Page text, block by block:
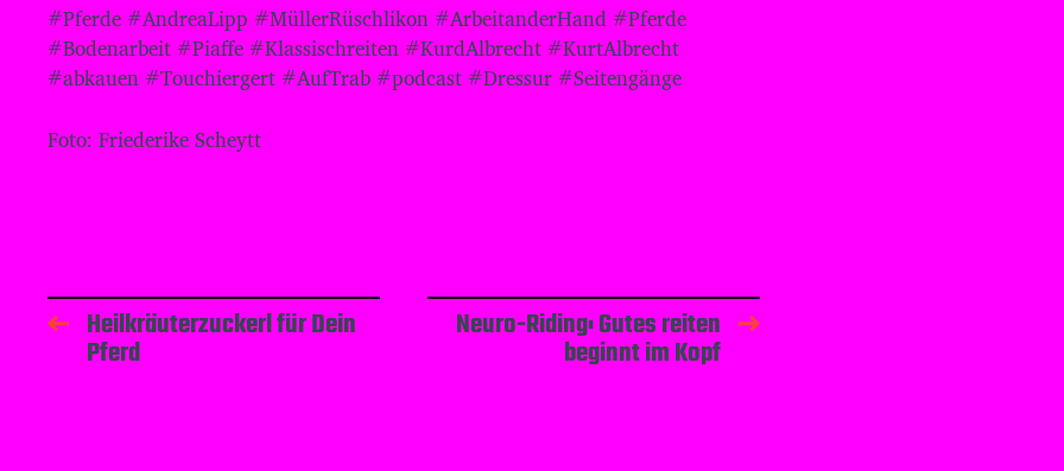
#Pferde #AndreaLipp #MüllerRüschlikon #ArbeitanderHand #Pferde
#Bodenarbeit #Piaffe #Klassischreiten #KurdAlbrecht #KurtAlbrecht
#abkauen #Touchiergert #AufTrab #podcast #Dressur #Seitengänge
Foto: Friederike Scheytt
Heilkräuterzuckerl für Dein
Pferd
Neuro-Riding: Gutes reiten
beginnt im Kopf